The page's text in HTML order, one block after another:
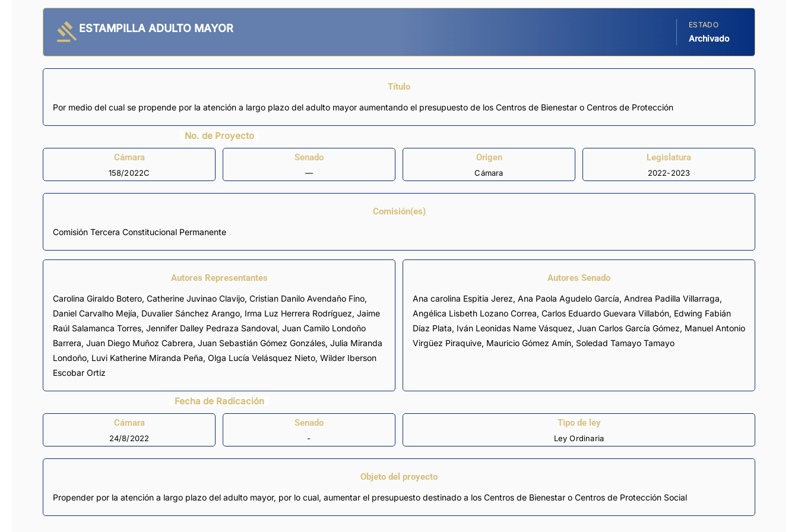
ESTAMPILLA ADULTO MAYOR ESTADO
Archivado
Título
Por medio del cual se propende por la atención a largo plazo del adulto mayor aumentando el presupuesto de los Centros de Bienestar o Centros de Protección
No. de Proyecto
Cámara
158/2022C
Senado
—
Origen
Cámara
Legislatura
2022-2023
Comisión(es)
Comisión Tercera Constitucional Permanente
Autores Representantes
Carolina Giraldo Botero, Catherine Juvinao Clavijo, Cristian Danilo Avendaño Fino,
Daniel Carvalho Mejía, Duvalier Sánchez Arango, Irma Luz Herrera Rodríguez, Jaime
Raúl Salamanca Torres, Jennifer Dalley Pedraza Sandoval, Juan Camilo Londoño
Barrera, Juan Diego Muñoz Cabrera, Juan Sebastián Gómez Gonzáles, Julia Miranda
Londoño, Luvi Katherine Miranda Peña, Olga Lucía Velásquez Nieto, Wilder Iberson
Escobar Ortiz
Autores Senado
Ana carolina Espitia Jerez, Ana Paola Agudelo García, Andrea Padilla Villarraga,
Angélica Lisbeth Lozano Correa, Carlos Eduardo Guevara Villabón, Edwing Fabián
Díaz Plata, Iván Leonidas Name Vásquez, Juan Carlos García Gómez, Manuel Antonio
Virgüez Piraquive, Mauricio Gómez Amín, Soledad Tamayo Tamayo
Fecha de Radicación
Cámara
24/8/2022
Senado
-
Tipo de ley
Ley Ordinaria
Objeto del proyecto
Propender por la atención a largo plazo del adulto mayor, por lo cual, aumentar el presupuesto destinado a los Centros de Bienestar o Centros de Protección Social